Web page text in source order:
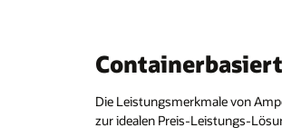
Oracle
Unsere
Jetzt
eliminiert
In
Das
nahezu
und
Lösungen
Linux,
Compute
Dedicated
Cloud
dem
Die Leistungsmerkmale von
zur idealen Preis-Leistungs-